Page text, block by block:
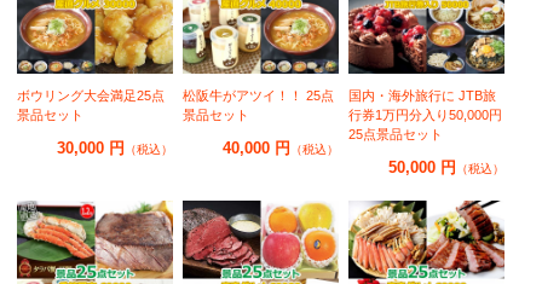
ボウリング大会満足25点
景品セット
30,000 円 （税込）
松阪牛がアツイ！！ 25点
景品セット
40,000 円 （税込）
国内・海外旅行に JTB旅
行券1万円分入り50,000円
25点景品セット
50,000 円 （税込）